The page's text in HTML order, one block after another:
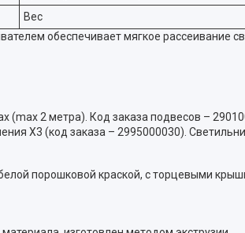
Вес
обеспечивает мягкое
(max 2 метра). Код заказа подвесов –
X3 (код заказа – 2995000030).
порошковой краской, с торцевыми